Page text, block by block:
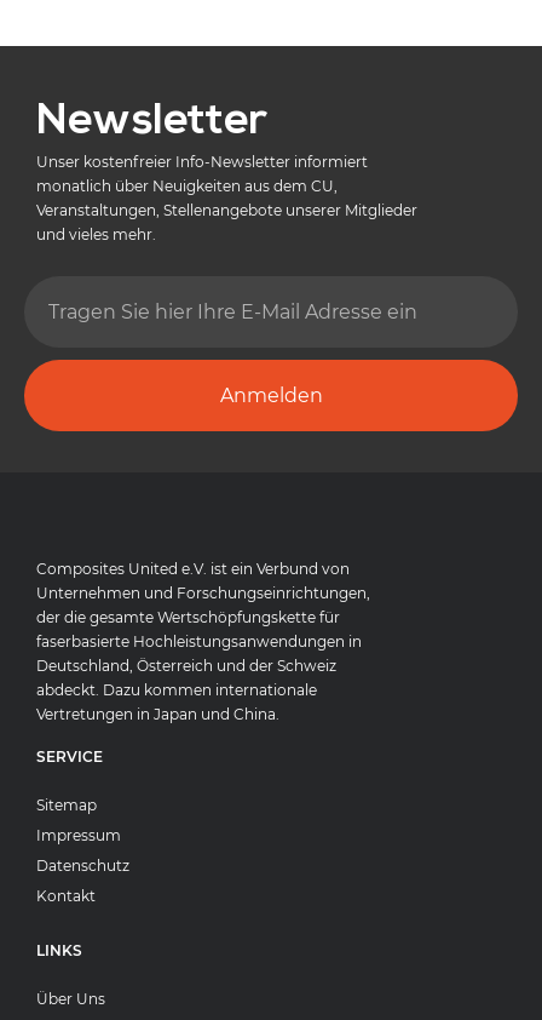
Newsletter
Unser kostenfreier Info-Newsletter informiert
monatlich über Neuigkeiten aus dem CU,
Veranstaltungen, Stellenangebote unserer Mitglieder
und vieles mehr.
Anmelden
Composites United e.V. ist ein Verbund von
Unternehmen und Forschungseinrichtungen,
der die gesamte Wertschöpfungskette für
faserbasierte Hochleistungsanwendungen in
Deutschland, Österreich und der Schweiz
abdeckt. Dazu kommen internationale
Vertretungen in Japan und China.
SERVICE
Sitemap
Impressum
Datenschutz
Kontakt
LINKS
Über Uns